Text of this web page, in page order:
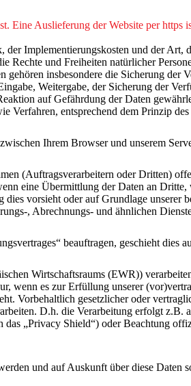
Auslieferung der Website per https
Implementierungskosten und der Art,
und Freiheiten natürlicher
insbesondere die Sicherung
Weitergabe, der Sicherung der
auf Gefährdung der Daten
entsprechend dem Prinzip
Ihrem Browser und unserem
(Auftragsverarbeitern oder Dritten)
eine Übermittlung der Daten an
vorsieht oder auf Grundlage unserer
, Abrechnungs- und ähnlichen
beauftragen, geschieht dies
Wirtschaftsraums (EWR))
wenn es zur Erfüllung unserer
Vorbehaltlich gesetzlicher oder
D.h. die Verarbeitung erfolgt z.B.
„Privacy Shield“) oder Beachtung
und auf Auskunft über diese